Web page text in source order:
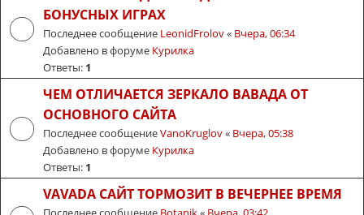
БОНУСНЫХ ИГРАХ
Последнее сообщение LeonidFrolov« Вчера, 06:34
Добавлено в форуме Курилка
Ответы: 1
ЧЕМ ОТЛИЧАЕТСЯ ЗЕРКАЛО ВАВАДА ОТ
ОСНОВНОГО САЙТА
Последнее сообщениеVanoKruglov« Вчера, 05:38
Добавлено в форуме Курилка
Ответы: 1
VAVADA САЙТ ТОРМОЗИТ В ВЕЧЕРНЕЕ ВРЕМЯ